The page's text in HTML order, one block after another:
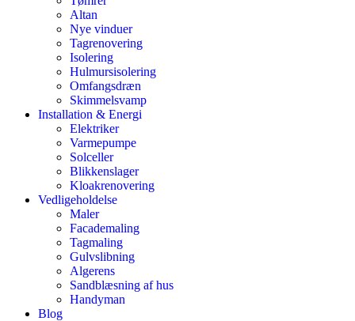
Altan
Nye vinduer
Tagrenovering
Isolering
Hulmursisolering
Omfangsdræn
Skimmelsvamp
Installation & Energi
Elektriker
Varmepumpe
Solceller
Blikkenslager
Kloakrenovering
Vedligeholdelse
Maler
Facademaling
Tagmaling
Gulvslibning
Algerens
Sandblæsning af hus
Handyman
Blog